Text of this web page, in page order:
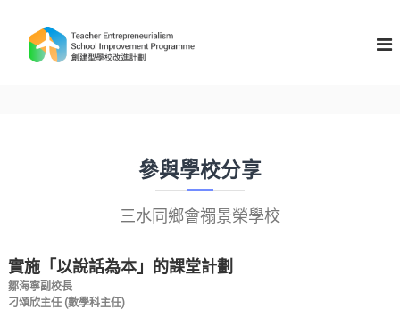
r
E
t
e
參與學校分享
三水同鄉會禤景榮學校
實施「以說話為本」的課堂計劃
鄒海寧副校長
刁頌欣主任 (數學科主任)